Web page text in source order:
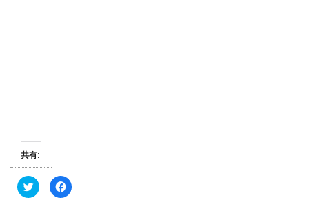
共有:
ク
リ
F
a